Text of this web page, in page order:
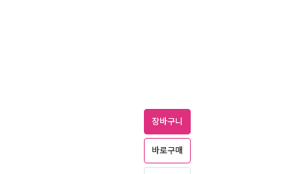
장바구니
바로구매